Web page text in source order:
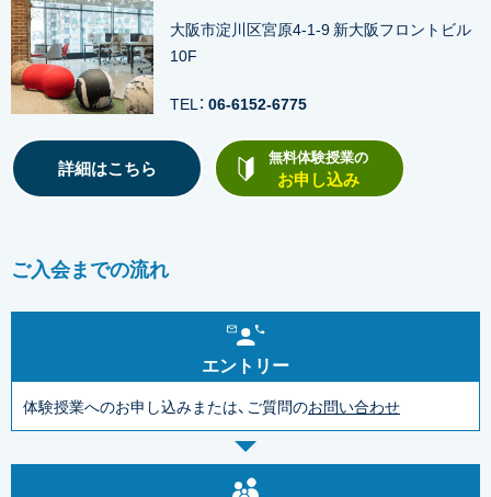
大阪市淀川区宮原4-1-9 新大阪フロントビル
10F
TEL： 06-6152-6775
詳細はこちら 無料体験授業の
お申し込み
ご入会までの流れ
エントリー
体験授業へのお申し込みまたは、ご質問のお問い合わせ